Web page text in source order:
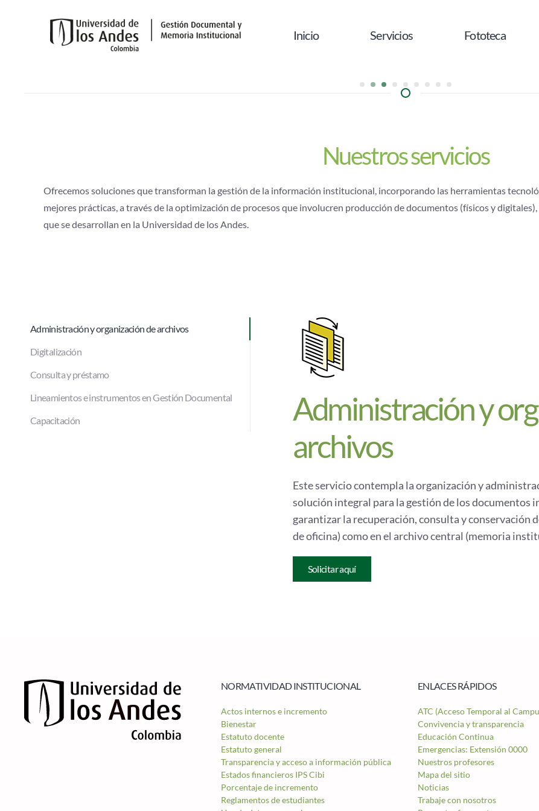
Skip to main content Inicio Servicios Fototeca
Asesoría en gestión documental
Administración de archivos
Organización de archivos de gestión
Preservación digital
Consulta y préstamo
Normalización
Capacitación y formación
Insumos para la
Nuestros servicios
Ofrecemos soluciones que transforman la gestión de la información institucional, incorporando las herramientas
mejores prácticas, a través de la optimización de procesos que involucren producción de documentos (físicos y
que se desarrollan en la Universidad de los Andes.
Administración y organización de archivos
Digitalización
Consulta y préstamo
Lineamientos e instrumentos en Gestión Documental
Capacitación
Administración y
archivos
Este servicio contempla la organización y
solución integral para la gestión de los documentos
garantizar la recuperación, consulta y conservación
de oficina) como en el archivo central (memoria
Solicitar aquí
NORMATIVIDAD INSTITUCIONAL
Actos internos e incremento
Bienestar
Estatuto docente
Estatuto general
Transparencia y acceso a información pública
Estados financieros IPS Cibi
Porcentaje de incremento
Reglamentos de estudiantes
ENLACES RÁPIDOS
ATC (Acceso Temporal al
Convivencia y transparencia
Educación Continua
Emergencias: Extensión 0000
Nuestros profesores
Mapa del sitio
Noticias
Trabaje con nosotros